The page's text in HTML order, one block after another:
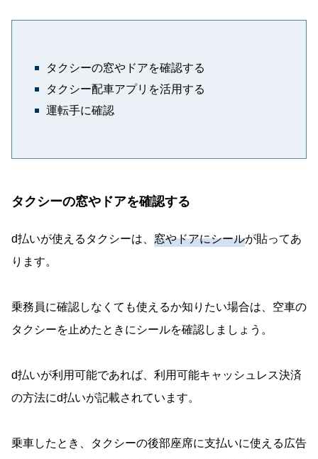
タクシーの窓やドアを確認する
タクシー配車アプリを活用する
運転手に確認
タクシーの窓やドアを確認する
d払いが使えるタクシーは、 窓やドアにシールが貼ってあ
ります。
乗務員に確認しなくても使えるか知りたい場合は、空車の
タクシーを止めたときにシールを確認しましょう。
d払いが利用可能であれば、利用可能キャッシュレス決済
の方法にd払いが記載されています。
乗車したとき、タクシーの後部座席に支払いに使える広告